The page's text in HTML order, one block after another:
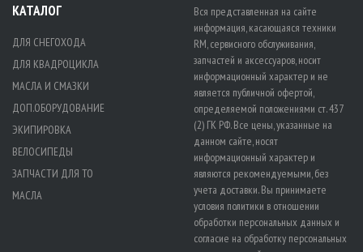
КАТАЛОГ
ДЛЯ СНЕГОХОДА
ДЛЯ КВАДРОЦИКЛА
МАСЛА И СМАЗКИ
ДОП.ОБОРУДОВАНИЕ
ЭКИПИРОВКА
ВЕЛОСИПЕДЫ
ЗАПЧАСТИ ДЛЯ ТО
МАСЛА
Вся представленная на сайте
информация, касающаяся техники
RM, сервисного обслуживания,
запчастей и аксессуаров, носит
информационный характер и не
является публичной офертой,
определяемой положениями ст. 437
(2) ГК РФ. Все цены, указанные на
данном сайте, носят
информационный характер и
являются рекомендуемыми, без
учета доставки. Вы принимаете
условия политики в отношении
обработки персональных данных и
согласие на обработку персональных